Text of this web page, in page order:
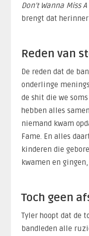
Don’t Wanna Miss
brengt dat
Reden van
De reden dat de
onderlinge
de shit die we
hebben alles
niemand kwam
Fame. En alles
kinderen die
kwamen en
Toch geen
Tyler hoopt dat de
bandleden alle